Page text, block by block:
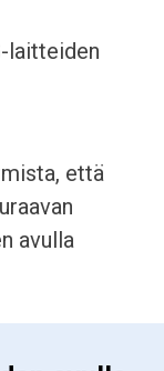
laitteiden
että
avulla